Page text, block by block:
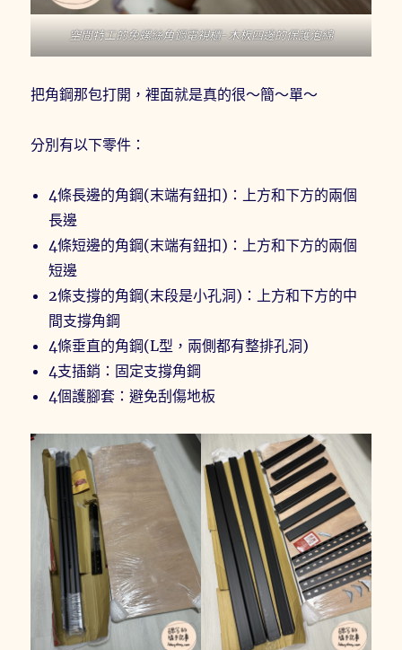
空間特工的免螺絲角鋼電視櫃-木板四邊的保護泡綿
把角鋼那包打開，裡面就是真的很～簡～單～
分別有以下零件：
4條長邊的角鋼(末端有鈕扣)：上方和下方的兩個
長邊
4條短邊的角鋼(末端有鈕扣)：上方和下方的兩個
短邊
2條支撐的角鋼(末段是小孔洞)：上方和下方的中
間支撐角鋼
4條垂直的角鋼(L型，兩側都有整排孔洞)
4支插銷：固定支撐角鋼
4個護腳套：避免刮傷地板